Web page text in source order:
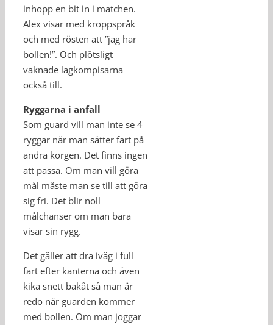
inhopp en bit in i matchen.
Alex visar med kroppspråk
och med rösten att ”jag har
bollen!”. Och plötsligt
vaknade lagkompisarna
också till.
Ryggarna i anfall
Som guard vill man inte se 4
ryggar när man sätter fart på
andra korgen. Det finns ingen
att passa. Om man vill göra
mål måste man se till att göra
sig fri. Det blir noll
målchanser om man bara
visar sin rygg.
Det gäller att dra iväg i full
fart efter kanterna och även
kika snett bakåt så man är
redo när guarden kommer
med bollen. Om man joggar